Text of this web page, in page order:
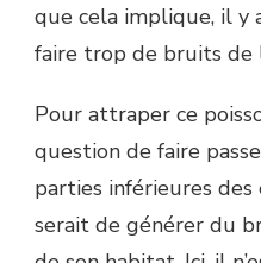
que cela implique, il y
faire trop de bruits de
Pour attraper ce
question de faire
parties inférieures des
serait de générer du